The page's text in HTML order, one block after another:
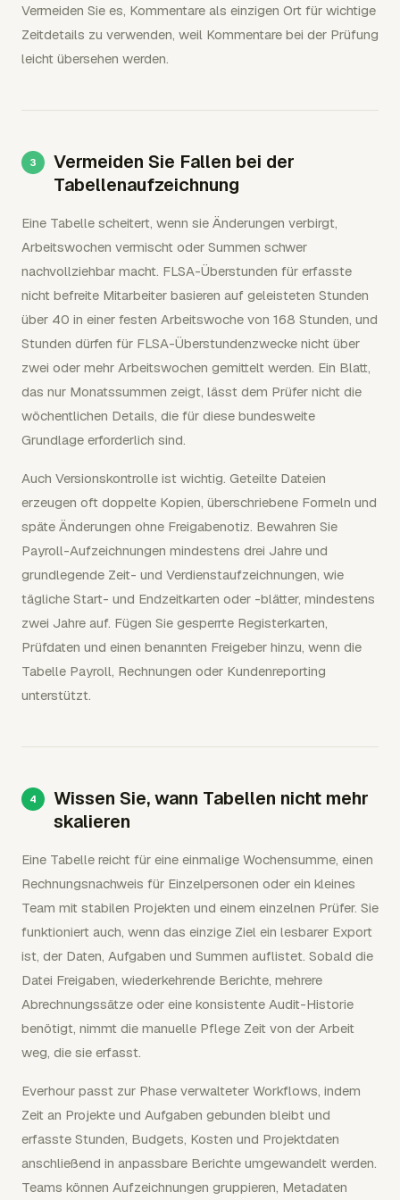
Vermeiden Sie es, Kommentare als einzigen Ort für wichtige
Zeitdetails zu verwenden, weil Kommentare bei der Prüfung
leicht übersehen werden.
Vermeiden Sie Fallen bei der
Tabellenaufzeichnung
Eine Tabelle scheitert, wenn sie Änderungen verbirgt,
Arbeitswochen vermischt oder Summen schwer
nachvollziehbar macht. FLSA-Überstunden für erfasste
nicht befreite Mitarbeiter basieren auf geleisteten Stunden
über 40 in einer festen Arbeitswoche von 168 Stunden, und
Stunden dürfen für FLSA-Überstundenzwecke nicht über
zwei oder mehr Arbeitswochen gemittelt werden. Ein Blatt,
das nur Monatssummen zeigt, lässt dem Prüfer nicht die
wöchentlichen Details, die für diese bundesweite
Grundlage erforderlich sind.
Auch Versionskontrolle ist wichtig. Geteilte Dateien
erzeugen oft doppelte Kopien, überschriebene Formeln und
späte Änderungen ohne Freigabenotiz. Bewahren Sie
Payroll-Aufzeichnungen mindestens drei Jahre und
grundlegende Zeit- und Verdienstaufzeichnungen, wie
tägliche Start- und Endzeitkarten oder -blätter, mindestens
zwei Jahre auf. Fügen Sie gesperrte Registerkarten,
Prüfdaten und einen benannten Freigeber hinzu, wenn die
Tabelle Payroll, Rechnungen oder Kundenreporting
unterstützt.
Wissen Sie, wann Tabellen nicht mehr
skalieren
Eine Tabelle reicht für eine einmalige Wochensumme, einen
Rechnungsnachweis für Einzelpersonen oder ein kleines
Team mit stabilen Projekten und einem einzelnen Prüfer. Sie
funktioniert auch, wenn das einzige Ziel ein lesbarer Export
ist, der Daten, Aufgaben und Summen auflistet. Sobald die
Datei Freigaben, wiederkehrende Berichte, mehrere
Abrechnungssätze oder eine konsistente Audit-Historie
benötigt, nimmt die manuelle Pflege Zeit von der Arbeit
weg, die sie erfasst.
Everhour passt zur Phase verwalteter Workflows, indem
Zeit an Projekte und Aufgaben gebunden bleibt und
erfasste Stunden, Budgets, Kosten und Projektdaten
anschließend in anpassbare Berichte umgewandelt werden.
Teams können Aufzeichnungen gruppieren, Metadaten